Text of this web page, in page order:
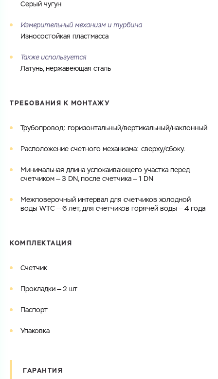
Серый чугун
Измерительный механизм и турбина
Износостойкая пластмасса
Также используется
Латунь, нержавеющая сталь
ТРЕБОВАНИЯ К МОНТАЖУ
Трубопровод: горизонтальный/вертикальный/наклонный
Расположение счетного механизма: сверху/сбоку.
Минимальная длина успокаивающего участка перед
счетчиком — 3 DN, после счетчика — 1 DN
Межповерочный интервал для счетчиков холодной
воды WTC — 6 лет, для счетчиков горячей воды — 4 года
КОМПЛЕКТАЦИЯ
Счетчик
Прокладки — 2 шт
Паспорт
Упаковка
ГАРАНТИЯ